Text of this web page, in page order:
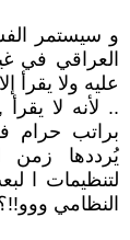
و سيستمر
العراقي في
عليه ولا يقرأ
.. لأنه لا
براتب حرام
يُرددها زمن
لتنظيمات ا
النظامي